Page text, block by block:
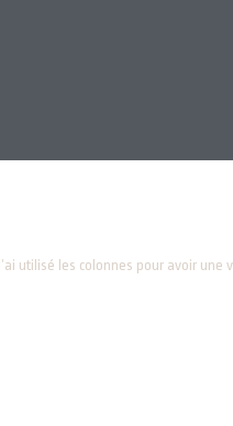
utilisé les colonnes pour avoir